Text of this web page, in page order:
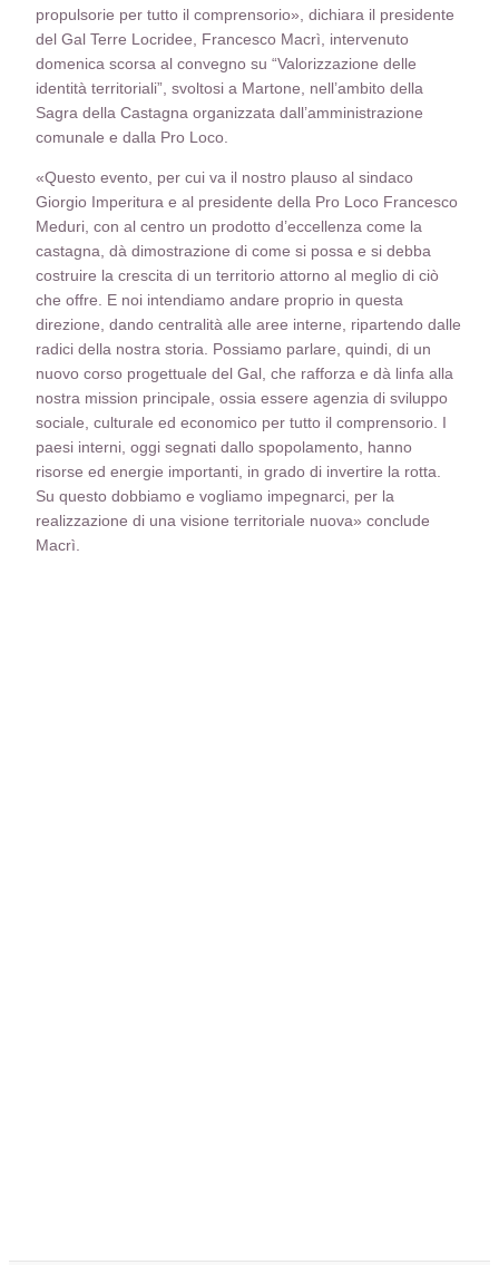
propulsorie per tutto il comprensorio», dichiara il presidente
del Gal Terre Locridee, Francesco Macrì, intervenuto
domenica scorsa al convegno su “Valorizzazione delle
identità territoriali”, svoltosi a Martone, nell’ambito della
Sagra della Castagna organizzata dall’amministrazione
comunale e dalla Pro Loco.
«Questo evento, per cui va il nostro plauso al sindaco
Giorgio Imperitura e al presidente della Pro Loco Francesco
Meduri, con al centro un prodotto d’eccellenza come la
castagna, dà dimostrazione di come si possa e si debba
costruire la crescita di un territorio attorno al meglio di ciò
che offre. E noi intendiamo andare proprio in questa
direzione, dando centralità alle aree interne, ripartendo dalle
radici della nostra storia. Possiamo parlare, quindi, di un
nuovo corso progettuale del Gal, che rafforza e dà linfa alla
nostra mission principale, ossia essere agenzia di sviluppo
sociale, culturale ed economico per tutto il comprensorio. I
paesi interni, oggi segnati dallo spopolamento, hanno
risorse ed energie importanti, in grado di invertire la rotta.
Su questo dobbiamo e vogliamo impegnarci, per la
realizzazione di una visione territoriale nuova» conclude
Macrì.